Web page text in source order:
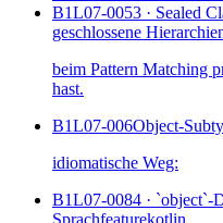
B1L07-0053 · Sealed
geschlossene
beim Pattern Matching
hast.
B1L07-006Object-
idiomatische Weg:
B1L07-0084 · `object`-
Sprachfeaturekotlin